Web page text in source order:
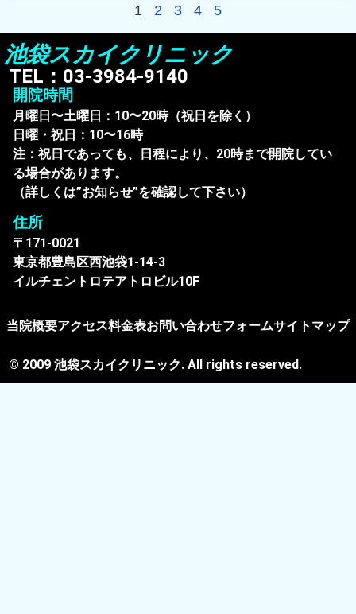
1 2 3 4 5
池袋スカイクリニック
TEL：03-3984-9140
開院時間
月曜日〜土曜日：10〜20時（祝日を除く）
日曜・祝日：10〜16時
注：祝日であっても、日程により、20時まで開院してい
る場合があります。
（詳しくは”お知らせ”を確認して下さい）
住所
〒171-0021
東京都豊島区西池袋1-14-3
イルチェントロテアトロビル10F
当院概要アクセス料金表お問い合わせフォームサイトマップ
© 2009 池袋スカイクリニック. All rights reserved.